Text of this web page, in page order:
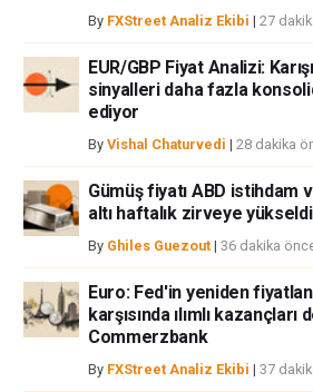
By FXStreet Analiz Ekibi | 27
EUR/GBP Fiyat Analizi:
sinyalleri daha fazla
ediyor
By Vishal Chaturvedi | 28 dakika
Gümüş fiyatı ABD istihdam
altı haftalık zirveye yükseldi
By Ghiles Guezout | 36 dakika
Euro: Fed'in yeniden
karşısında ılımlı
Commerzbank
By FXStreet Analiz Ekibi | 37